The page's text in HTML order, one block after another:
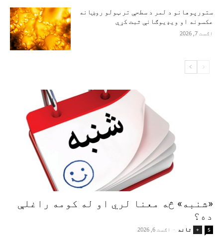
ستورپوهانو د لمر د سطحې تر ټولو روښانه
عکسونه او ویډیوګانې ثبت کړې
اګست 7, 2026
«شنبه» څه معنا لري او له کومه راغلې
ده؟
+ تاند - اګست 6, 2026 5